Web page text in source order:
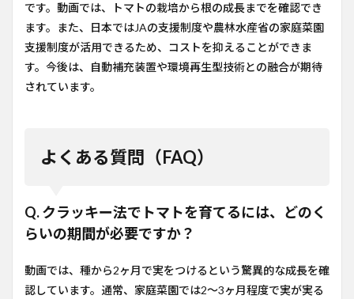
です。動画では、トマトの栽培から根の成長までを確認でき
ます。また、日本ではJAの支援制度や農林水産省の家庭菜園
支援制度が活用できるため、コストを抑えることができま
す。今後は、自動補充装置や環境再生型技術との融合が期待
されています。
よくある質問（FAQ）
Q. クラッキー法でトマトを育てるには、どのく
らいの期間が必要ですか？
動画では、種から2ヶ月で実をつけるという驚異的な成長を確
認しています。通常、家庭菜園では2〜3ヶ月程度で実が実る